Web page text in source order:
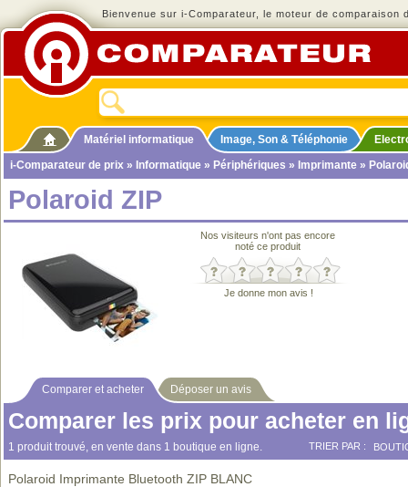
Bienvenue sur i-Comparateur, le moteur de comparaison
Matériel informatique Image, Son & Téléphonie
i-Comparateur de prix » Informatique » Périphériques » Imprimante »
Polaroid ZIP
Nos visiteurs n'ont pas encore
noté ce produit
Je donne mon avis !
Comparer et acheter Déposer un avis
Comparer les prix pour acheter en
1 produit trouvé, en vente dans 1 boutique en ligne. TRIER PAR :
Polaroid Imprimante Bluetooth ZIP BLANC